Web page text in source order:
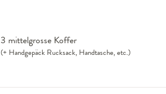
3 mittelgrosse Koffer
(+ Handgepäck Rucksack, Handtasche, etc.)